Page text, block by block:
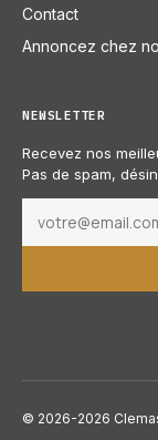
Contact
Annoncez chez
NEWSLETTER
Recevez nos
Pas de spam,
© 2026-2026